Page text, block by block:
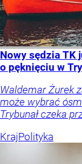
Nowy sędzia TK
o pęknięciu w
Waldemar Żurek
może wybrać
Trybunał czeka
KrajPolityka